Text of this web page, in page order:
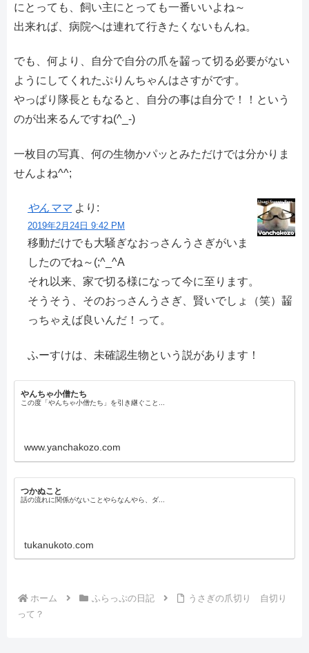
にとっても、飼い主にとっても一番いいよね～
出来れば、病院へは連れて行きたくないもんね。
でも、何より、自分で自分の爪を齧って切る必要がない
ようにしてくれたぷりんちゃんはさすがです。
やっぱり隊長ともなると、自分の事は自分で！！という
のが出来るんですね(^_-)
一枚目の写真、何の生物かパッとみただけでは分かりま
せんよね^^;
やんママ より:
2019年2月24日 9:42 PM
移動だけでも大騒ぎなおっさんうさぎがいま
したのでね～(;^_^A
それ以来、家で切る様になって今に至ります。
そうそう、そのおっさんうさぎ、賢いでしょ（笑）齧
っちゃえば良いんだ！って。
ふーすけは、未確認生物という説があります！
やんちゃ小僧たち
この度「やんちゃ小僧たち」を引き継ぐこと...
www.yanchakozo.com
つかぬこと
話の流れに関係がないことやらなんやら、ダ...
tukanukoto.com
ホーム ふらっぷの日記
うさぎの爪切り 自切り
って？